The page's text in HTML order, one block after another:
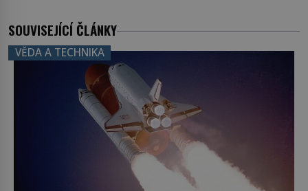
SOUVISEJÍCÍ ČLÁNKY
VĚDA A TECHNIKA